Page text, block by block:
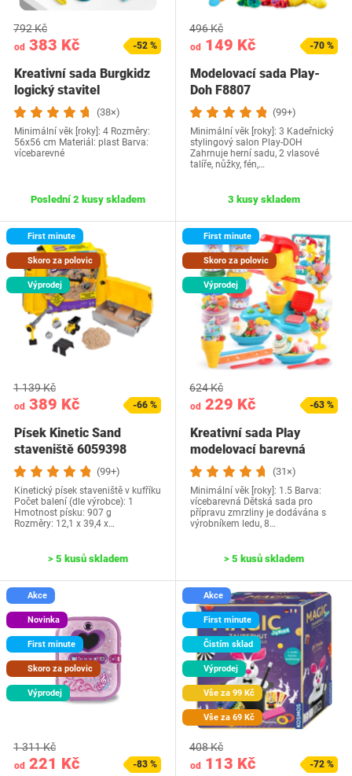
od 383 Kč
792 Kč
-52 %
Kreativní sada Burgkidz
logický stavitel
(38×)
Minimální věk [roky]: 4 Rozměry:
56x56 cm Materiál: plast Barva:
vícebarevné
Poslední 2 kusy skladem
od 149 Kč
496 Kč
-70 %
Modelovací sada Play-
Doh F8807
(99+)
Minimální věk [roky]: 3 Kadeřnický
stylingový salon Play-DOH
Zahrnuje herní sadu, 2 vlasové
talíře, nůžky, fén,…
3 kusy skladem
First minute
Skoro za polovic
Výprodej
od 389 Kč
1 139 Kč
-66 %
Písek Kinetic Sand
staveniště 6059398
(99+)
Kinetický písek staveniště v kufříku
Počet balení (dle výrobce): 1
Hmotnost písku: 907 g
Rozměry: 12,1 x 39,4 x…
> 5 kusů skladem
First minute
Skoro za polovic
Výprodej
od 229 Kč
624 Kč
-63 %
Kreativní sada Play
modelovací barevná
(31×)
Minimální věk [roky]: 1.5 Barva:
vícebarevná Dětská sada pro
přípravu zmrzliny je dodávána s
výrobníkem ledu, 8…
> 5 kusů skladem
Akce
Novinka
First minute
Skoro za polovic
Výprodej
od 221 Kč
1 311 Kč
-83 %
Akce
First minute
Čistím sklad
Výprodej
Vše za 99 Kč
Vše za 69 Kč
od 113 Kč
408 Kč
-72 %